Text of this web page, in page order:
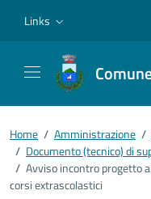
Links
Home / Amministrazione /
/ Documento (tecnico) di
/ Avviso incontro progetto
corsi extrascolastici